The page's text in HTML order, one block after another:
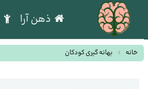
ذهن آرا
خانه بهانه گیری کودکان